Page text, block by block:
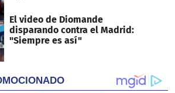
El video de Diomande
disparando contra el Madrid:
"Siempre es así"